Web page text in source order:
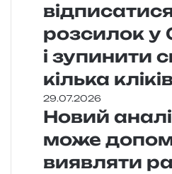
відписатися
розсилок у
і зупинити
кілька
29.07.2026
Новий
може
виявляти